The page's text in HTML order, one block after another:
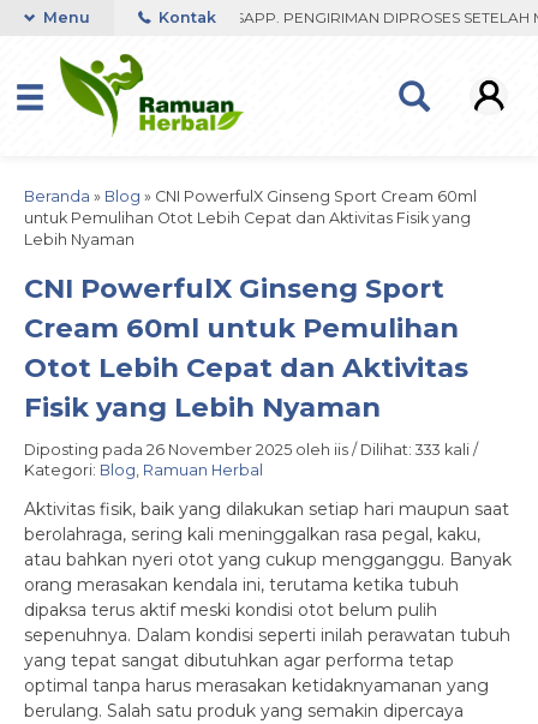
ORDER VIA WHATSAPP. PENGIRIMAN DIPROSES SETELAH
Menu Kontak
Beranda » Blog » CNI PowerfulX Ginseng Sport Cream 60ml
untuk Pemulihan Otot Lebih Cepat dan Aktivitas Fisik yang
Lebih Nyaman
CNI PowerfulX Ginseng Sport
Cream 60ml untuk Pemulihan
Otot Lebih Cepat dan Aktivitas
Fisik yang Lebih Nyaman
Diposting pada 26 November 2025 oleh iis / Dilihat: 333 kali /
Kategori: Blog, Ramuan Herbal
Aktivitas fisik, baik yang dilakukan setiap hari maupun saat
berolahraga, sering kali meninggalkan rasa pegal, kaku,
atau bahkan nyeri otot yang cukup mengganggu. Banyak
orang merasakan kendala ini, terutama ketika tubuh
dipaksa terus aktif meski kondisi otot belum pulih
sepenuhnya. Dalam kondisi seperti inilah perawatan tubuh
yang tepat sangat dibutuhkan agar performa tetap
optimal tanpa harus merasakan ketidaknyamanan yang
berulang. Salah satu produk yang semakin dipercaya